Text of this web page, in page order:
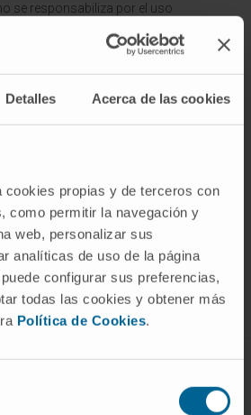
Detalles Acerca de las cookies
cookies propias y de terceros con
como permitir la navegación y
web, personalizar sus
analíticas de uso de la página
configurar sus preferencias,
todas las cookies y obtener más
Política de Cookies.
se responsabiliza por el uso
de la información contenida en
a nuestra comunidad!
SUSCRIBIRSE